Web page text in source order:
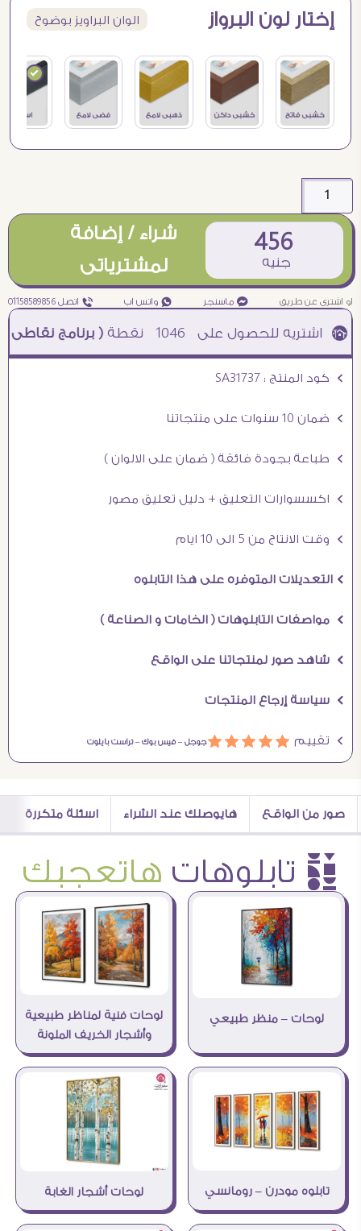
إختار لون البرواز الوان البراويز بوضوح
456
جنيه
شراء / إضافة
لمشترياتى
او اشترى عن طريق ¥ ماسنجر ₧ واتس اب ƒ اتصل 01158589856
1046 نقطة( برنامج نقاطى )à خصم 5% للعملاء الجدد à شحن مجانى عند الشراء ب 4000 جنيه à
Ö كود المنتج : SA31737
Ö ضمان 10 سنوات على منتجاتنا
Ö طباعة بجودة فائقة ( ضمان على الالوان )
Ö اكسسوارات التعليق + دليل تعليق مصور
Ö وقت الانتاج من 5 الى 10 ايام
Ö التعديلات المتوفره على هذا التابلوه
Ö مواصفات التابلوهات ( الخامات و الصناعة )
Ö شاهد صور لمنتجاتنا على الواقع
Ö سياسة إرجاع المنتجات
Ö تقييم áááááجوجل –فيس بوك –تراست بايلوت
صور من الواقع هايوصلك عند الشراء اسئلة متكررة
è تابلوهات هاتعجبك
لوحات – منظر طبيعي
لوحات فنية لمناظر طبيعية
وأشجار الخريف الملونة
تابلوه مودرن – رومانسي لوحات أشجار الغابة